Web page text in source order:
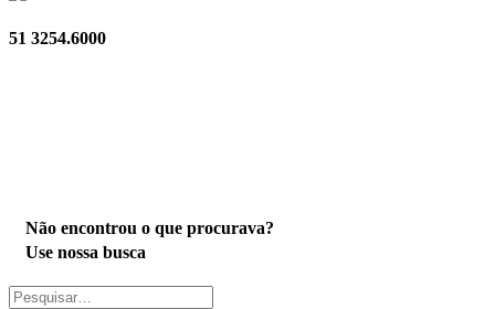
51 3254.6000
Não encontrou o que procurava?
Use nossa busca